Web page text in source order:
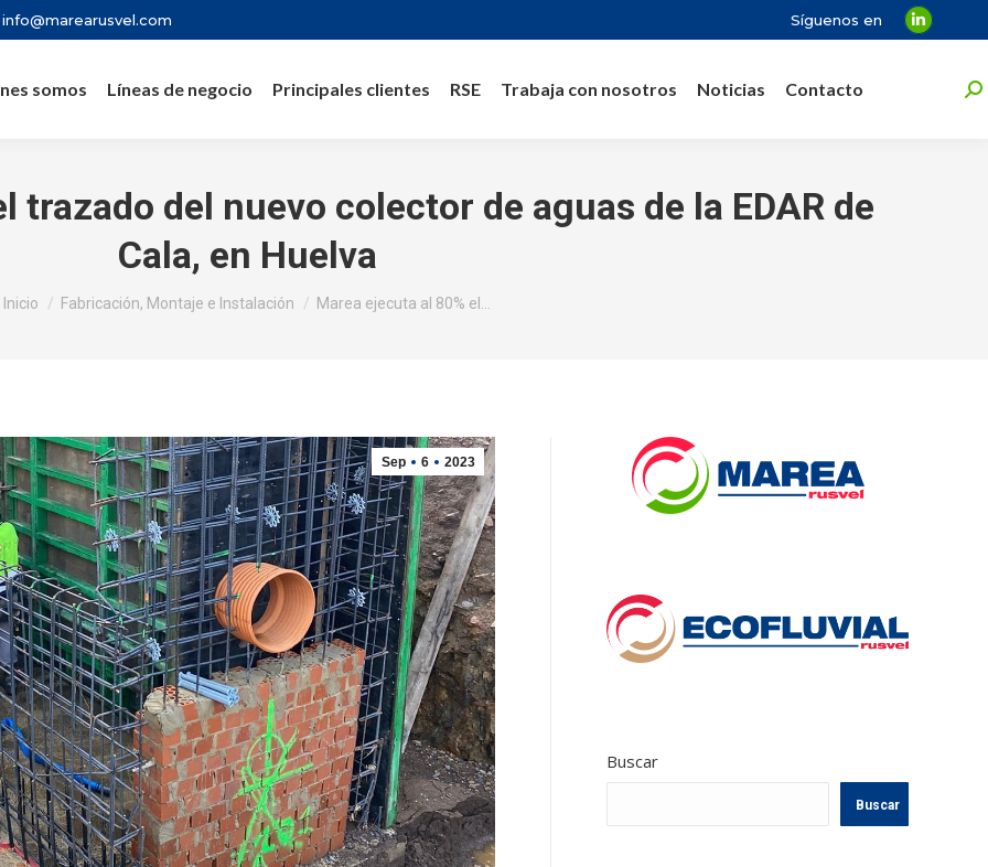
info@marearusvel.com Síguenos en
Linkedin
somos Líneas de negocio Principales clientes RSE Trabaja con nosotros Noticias Contacto
trazado del nuevo colector de aguas de la EDAR de
Cala, en Huelva
Estás aquí:
Inicio Fabricación, Montaje e Instalación Marea ejecuta al 80% el…
Sep 6 2023
Buscar
Buscar